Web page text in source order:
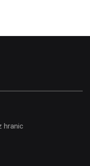
hranic